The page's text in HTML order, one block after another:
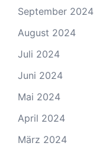
September 2024
August 2024
Juli 2024
Juni 2024
Mai 2024
April 2024
März 2024